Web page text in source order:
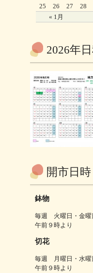
« 1月
25
26 27 28
2026年
開市日時
鉢物
毎週 火曜日・金曜
午前９時より
切花
毎週 月曜日・水曜
午前９時より